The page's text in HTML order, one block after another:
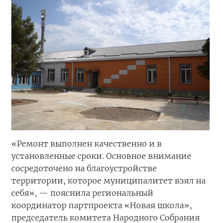
«Ремонт выполнен качественно и в
установленные сроки. Основное внимание
сосредоточено на благоустройстве
территории, которое муниципалитет взял на
себя», — пояснила региональный
координатор партпроекта «Новая школа»,
председатель комитета Народного Собрания